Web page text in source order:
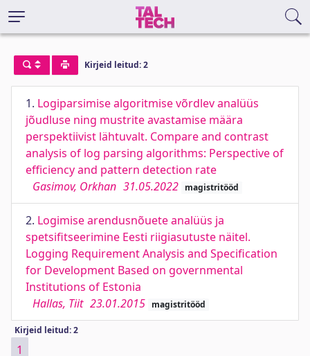
Kirjeid leitud: 2
1. Logiparsimise algoritmise võrdlev analüüs
jõudluse ning mustrite avastamise määra
perspektiivist lähtuvalt. Compare and contrast
analysis of log parsing algorithms: Perspective of
efficiency and pattern detection rate
Gasimov, Orkhan 31.05.2022 magistritööd
2. Logimise arendusnõuete analüüs ja
spetsifitseerimine Eesti riigiasutuste näitel.
Logging Requirement Analysis and Specification
for Development Based on governmental
Institutions of Estonia
Hallas, Tiit 23.01.2015 magistritööd
Kirjeid leitud: 2
1